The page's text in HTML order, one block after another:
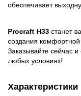
обеспечивает
Procraft H33 станет
создания
Заказывайте сейчас
любых условиях!
Характеристики